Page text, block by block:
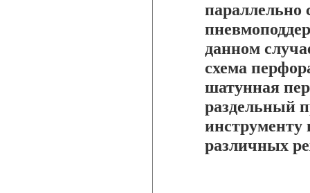
параллельно
данном
схема
шатунная
раздельный
инструменту
различных